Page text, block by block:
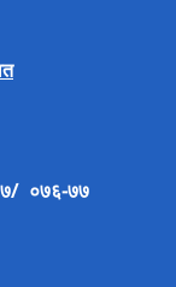
०७६-७७